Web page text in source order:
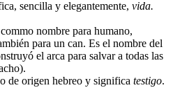
sencilla y elegantemente, vida.
nombre para humano,
para un can. Es el nombre del
el arca para salvar a todas las
de origen hebreo y significa testigo.